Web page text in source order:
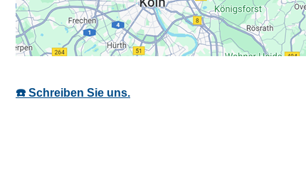
☎️ Schreiben Sie uns.